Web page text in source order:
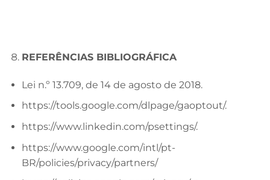
REFERÊNCIAS BIBLIOGRÁFICA
Lei n.º 13.709, de 14 de agosto de 2018.
https://tools.google.com/dlpage/gaoptout/.
https://www.linkedin.com/psettings/.
https://www.google.com/intl/pt-
BR/policies/privacy/partners/